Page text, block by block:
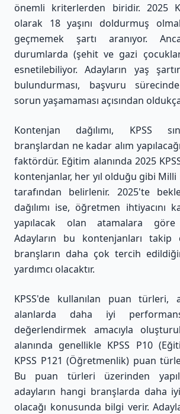
önemli kriterlerden biridir. 2025
olarak 18 yaşını doldurmuş
geçmemek şartı aranıyor.
durumlarda (şehit ve gazi
esnetilebiliyor. Adayların yaş
bulundurması, başvuru
sorun yaşamaması açısından
Kontenjan dağılımı, KPSS
branşlardan ne kadar alım
faktördür. Eğitim alanında 2025
kontenjanlar, her yıl olduğu gibi Milli
tarafından belirlenir. 2025'te
dağılımı ise, öğretmen ihtiyacını
yapılacak olan atamalara göre
Adayların bu kontenjanları takip
branşların daha çok tercih
yardımcı olacaktır.
KPSS'de kullanılan puan türleri,
alanlarda daha iyi
değerlendirmek amacıyla
alanında genellikle KPSS P10
KPSS P121 (Öğretmenlik) puan
Bu puan türleri üzerinden
adayların hangi branşlarda daha
olacağı konusunda bilgi verir.